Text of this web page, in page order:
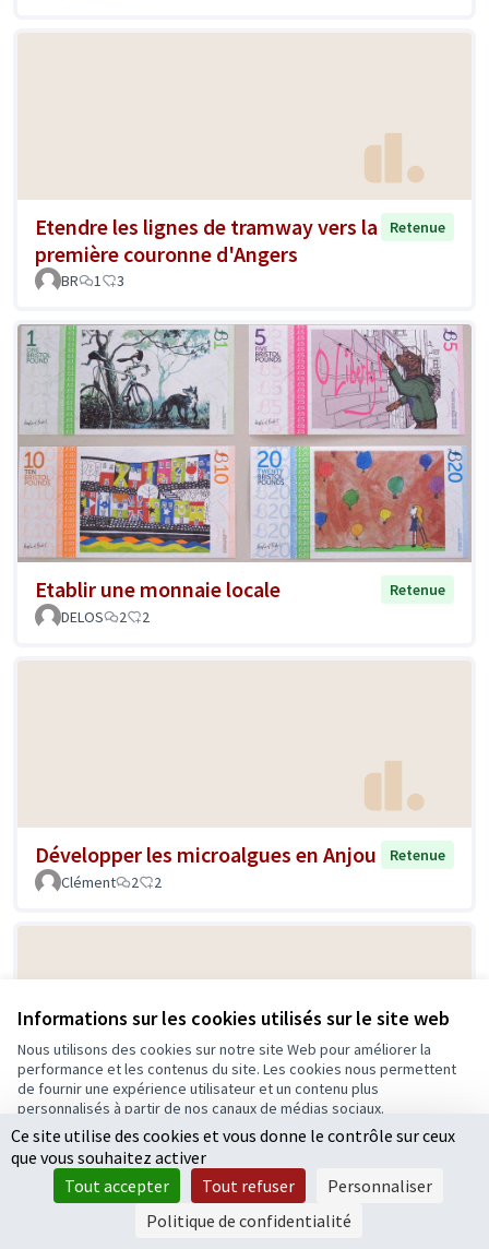
Informations sur les cookies utilisés sur le site web
Nous utilisons des cookies sur notre site Web pour améliorer la
performance et les contenus du site. Les cookies nous permettent
de fournir une expérience utilisateur et un contenu plus
personnalisés à partir de nos canaux de médias sociaux.
Tout accepter
Accepter seulement les cookies essentiels
Paramètres
Etendre les lignes de tramway vers la
première couronne d'Angers
Retenue
BR 1 3
Etablir une monnaie locale
Retenue
DELOS
2 2
Développer les microalgues en Anjou
Retenue
Clément
2 2
Transport à la demande
Bouchemaine - Elus
0 0
Ce site utilise des cookies et vous donne le contrôle sur ceux
que vous souhaitez activer
Tout accepter
Tout refuser
Personnaliser
Politique de confidentialité